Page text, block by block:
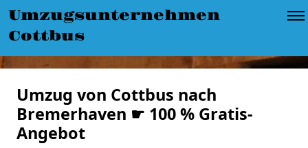
Umzugsunternehmen
Cottbus
Umzug von Cottbus nach
Bremerhaven ☛ 100 % Gratis-
Angebot